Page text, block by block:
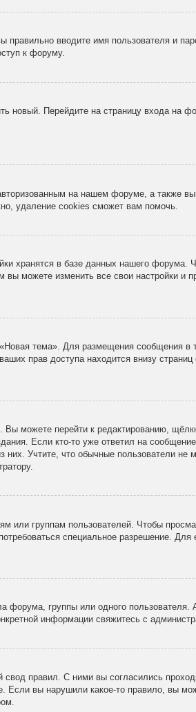
вводите имя пользователя и
к форуму.
новый. Перейдите на страницу входа на
на нашем форуме, а также
удаление cookies сможет вам помочь.
хранятся в базе данных нашего форума.
вы можете изменить все свои настройки и
тема». Для размещения сообщения в
прав доступа находится внизу
можете перейти к редактированию,
Если кто-то уже ответил на
них. Учтите, что обычные пользователи
или группам пользователей. Чтобы
специальное разрешение. Для
форума, группы или одного
информации свяжитесь с
правил. С ними вы согласились
вы нарушили какое-то правило, вы